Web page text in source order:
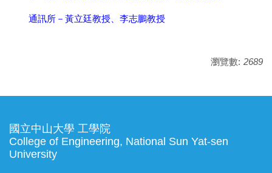
通訊所－黃立廷教授、李志鵬教授
瀏覽數: 2689
國立中山大學 工學院
College of Engineering, National Sun Yat-sen
University